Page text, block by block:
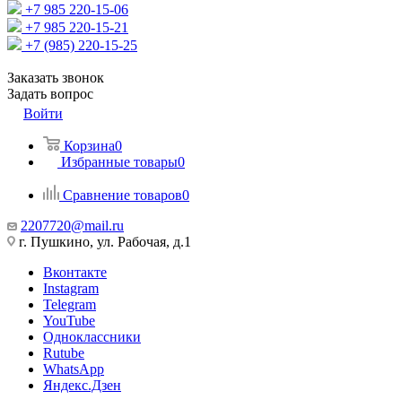
+7 985 220-15-06
+7 985 220-15-21
+7 (985) 220-15-25
Заказать звонок
Задать вопрос
Войти
Корзина0
Избранные товары0
Сравнение товаров0
2207720@mail.ru
г. Пушкино, ул. Рабочая, д.1
Вконтакте
Instagram
Telegram
YouTube
Одноклассники
Rutube
WhatsApp
Яндекс.Дзен